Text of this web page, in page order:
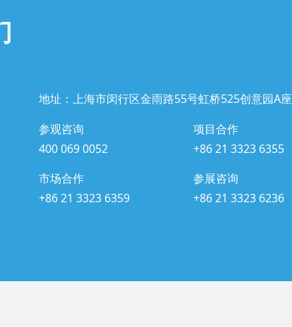
地址：上海市闵行区金雨路55号虹桥525创意园A座
参观咨询
400 069 0052
项目合作
+86 21 3323 6355
市场合作
+86 21 3323 6359
参展咨询
+86 21 3323 6236